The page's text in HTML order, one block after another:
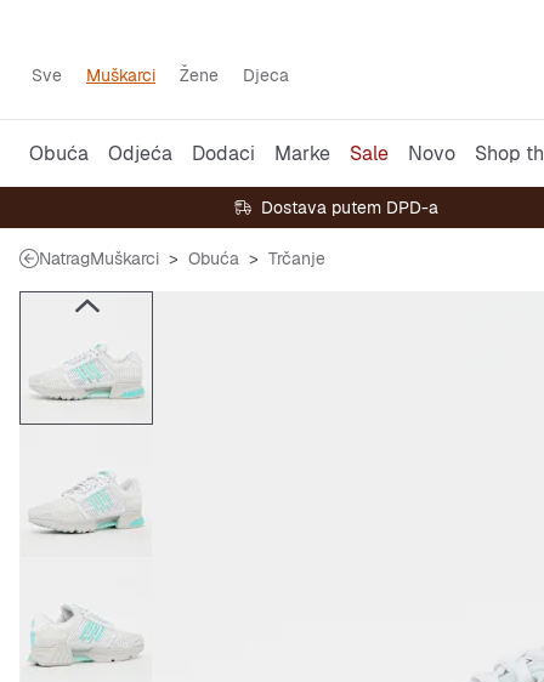
Sve Muškarci Žene Djeca
Obuća Odjeća Dodaci Marke Sale Novo Shop
Dostava putem DPD-a
NatragMuškarci Obuća Trčanje